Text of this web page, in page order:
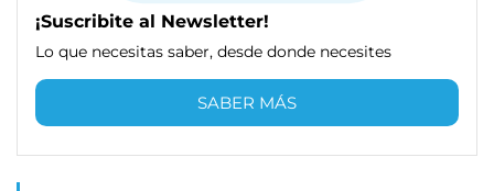
¡Suscribite al Newsletter!
Lo que necesitas saber, desde donde necesites
SABER MÁS